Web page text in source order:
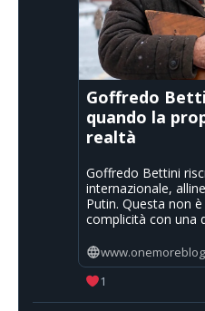
Goffredo
quando la
realtà
Goffredo Bettini
internazionale,
Putin. Questa non
complicità con una
1